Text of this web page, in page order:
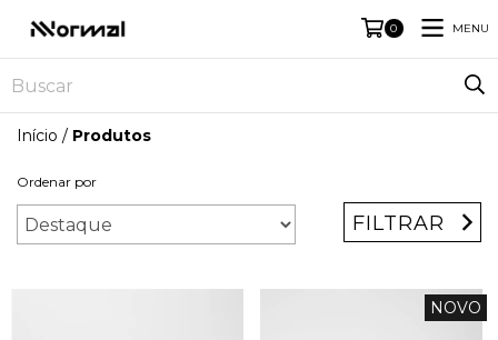
0 MENU
Início / Produtos
Ordenar por
FILTRAR
NOVO